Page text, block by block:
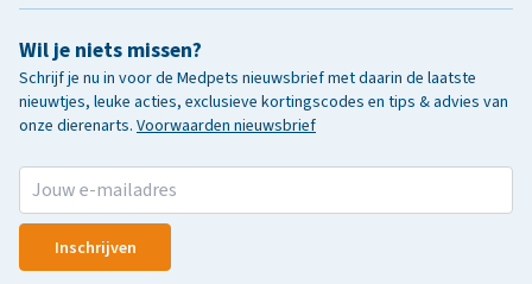
Wil je niets missen?
Schrijf je nu in voor de Medpets nieuwsbrief met daarin de laatste
nieuwtjes, leuke acties, exclusieve kortingscodes en tips & advies van
onze dierenarts. Voorwaarden nieuwsbrief
Inschrijven